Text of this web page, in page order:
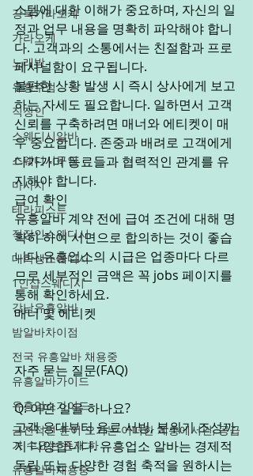
강북가라오케
가라오케
노래방
유흥주점
직장인
스웨디시알바
스웨디시구인
마사지
테라피스트
직장인스웨디시
대학생스웨디시
1인샵스웨디시
강남유흥알바
밤알바차이점
전국 유흥알바 채용중
유흥알바가이드
유흥업소가이드
금전적인 돈이 오가는 어떠한 계층에서건, 공급
가 수요는 존재 하
유흥알바채용중
스템에 대한 이해가 중요하며, 자신의 일
정과 업무 내용을 명확히 파악해야 합니
다. 고객과의 소통에서는 친절함과 프로
페셔널함이 요구됩니다.
불편한 상황 발생 시 즉시 상사에게 보고
하는 자세도 필요합니다. 일하면서 고객
신뢰를 구축하려면 매너와 에티켓이 매
우 중요합니다. 존중과 배려로 고객에게
다가가며 동료들과 협력적인 관계를 유
지해야 합니다.
급여 확인
유흥알바 계약 전에 급여 조건에 대해 명
확히 하여 서면으로 합의하는 것이 좋습
니다.유흥업소의 시급은 업종마다 다르
므로 세부적인 금액은 꼭 jobs 페이지를
통해 확인하세요.
매너 및 에티켓
자주 묻는 질문(FAQ)
Q: 어떤 일을 하나요?
고객 응대부터 음료 서빙, 분위기 조성까
지 다양합니다. 유흥업소 알바는 경제적
독립 또는 다양한 경험 축적을 원하시는